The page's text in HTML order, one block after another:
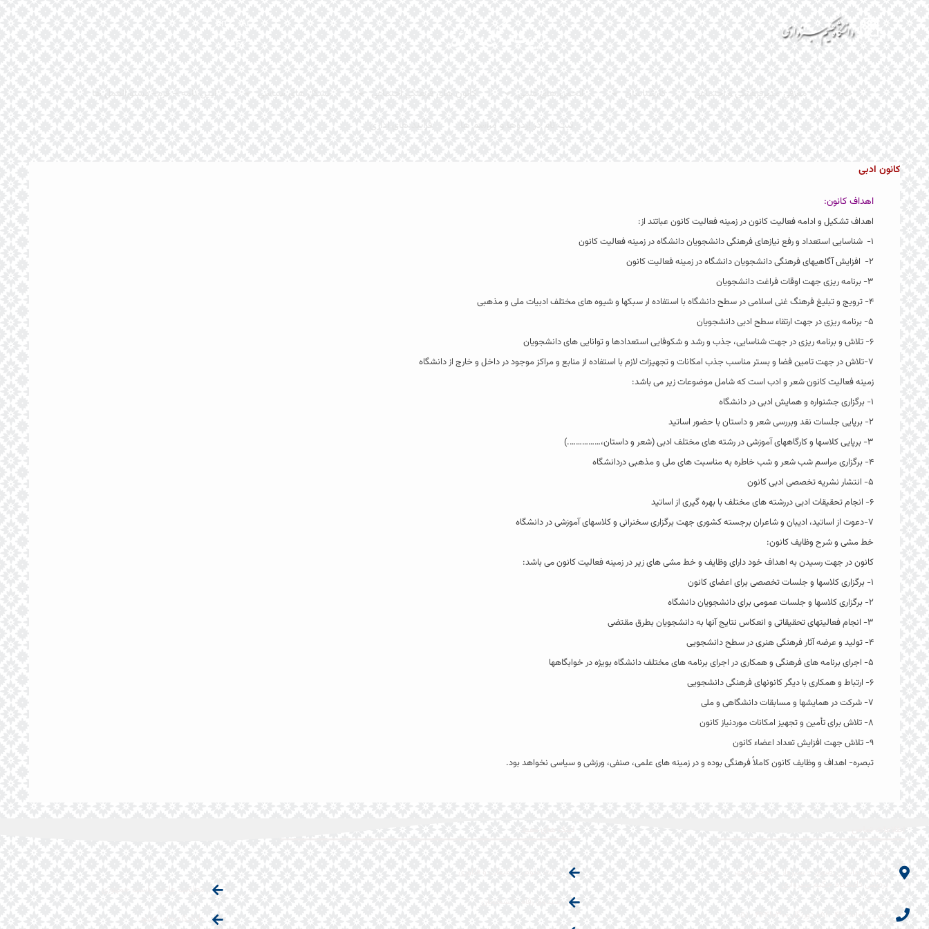
خانه معرفی مدیرفرهنگی و اجتماعی کارشناسان انجمن های علمی کانون های فرهنگی اجتماعی تشکل های سیاسی آیین نامه – فرم- دستورالعمل ها
ثبت نام در اردوها و مراسم ها فرآیند های اداری
کانون ادبی
اهداف کانون:
اهداف تشکیل و ادامه فعالیت کانون در زمینه فعالیت کانون عباتند از:
۱- شناسایی استعداد و رفع نیازهای فرهنگی دانشجویان دانشگاه در زمینه فعالیت کانون
۲- افزایش آگاهیهای فرهنگی دانشجویان دانشگاه در زمینه فعالیت کانون
۳- برنامه ریزی جهت اوقات فراغت دانشجویان
۴- ترویج و تبلیغ فرهنگ غنی اسلامی در سطح دانشگاه با استفاده ار سبکها و شیوه های مختلف ادبیات ملی و مذهبی
۵- برنامه ریزی در جهت ارتقاء سطح ادبی دانشجویان
۶- تلاش و برنامه ریزی در جهت شناسایی، جذب و رشد و شکوفایی استعدادها و توانایی های دانشجویان
۷-تلاش در جهت تامین فضا و بستر مناسب جذب امکانات و تجهیزات لازم با استفاده از منابع و مراکز موجود در داخل و خارج از دانشگاه
زمینه فعالیت کانون شعر و ادب است که شامل موضوعات زیر می باشد:
۱- برگزاری جشنواره و همایش ادبی در دانشگاه
۲- برپایی جلسات نقد وبررسی شعر و داستان با حضور اساتید
۳- برپایی کلاسها و کارگاههای آموزشی در رشته های مختلف ادبی (شعر و داستان،…………….)
۴- برگزاری مراسم شب شعر و شب خاطره به مناسبت های ملی و مذهبی دردانشگاه
۵- انتشار نشریه تخصصی ادبی کانون
۶- انجام تحقیقات ادبی دررشته های مختلف با بهره گیری از اساتید
۷-دعوت از اساتید، ادیبان و شاعران برجسته کشوری جهت برگزاری سخنرانی و کلاسهای آموزشی در دانشگاه
خط مشی و شرح وظایف کانون:
کانون در جهت رسیدن به اهداف خود دارای وظایف و خط مشی های زیر در زمینه فعالیت کانون می باشد:
۱- برگزاری کلاسها و جلسات تخصصی برای اعضای کانون
۲- برگزاری کلاسها و جلسات عمومی برای دانشجویان دانشگاه
۳- انجام فعالیتهای تحقیقاتی و انعکاس نتایج آنها به دانشجویان بطرق مقتضی
۴- تولید و عرضه آثار فرهنگی هنری در سطح دانشجویی
۵- اجرای برنامه های فرهنگی و همکاری در اجرای برنامه های مختلف دانشگاه بویژه در خوابگاهها
۶- ارتباط و همکاری با دیگر کانونهای فرهنگی دانشجویی
۷- شرکت در همایشها و مسابقات دانشگاهی و ملی
۸- تلاش برای تأمین و تجهیز امکانات موردنیاز کانون
۹- تلاش جهت افزایش تعداد اعضاء کانون
تبصره- اهداف و وظایف کانون کاملاً فرهنگی بوده و در زمینه های علمی، صنفی، ورزشی و سیاسی نخواهد بود.